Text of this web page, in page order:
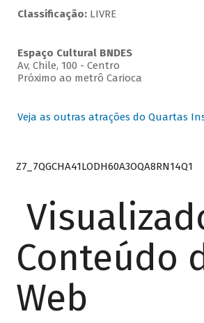
Classificação: LIVRE
Espaço Cultural BNDES
Av, Chile, 100 - Centro
Próximo ao metrô Carioca
Veja as outras atrações do Quartas
Z7_7QGCHA41LODH60A3OQA8RN14Q1
Conteúdo
Web